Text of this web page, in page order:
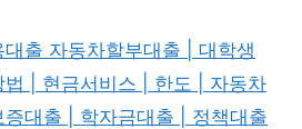
출 자동차할부대출 | 대학생
| 현금서비스 | 한도 | 자동차
대출 | 학자금대출 | 정책대출